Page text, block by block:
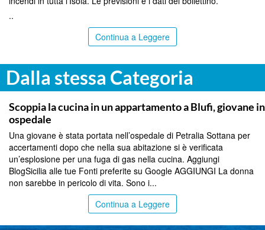
..
Continua a Leggere
Dalla stessa Categoria
PALERMO
Scoppia la cucina in un appartamento a Blufi, giovane in
ospedale
Una giovane è stata portata nell’ospedale di Petralia Sottana per
accertamenti dopo che nella sua abitazione si è verificata
un’esplosione per una fuga di gas nella cucina. Aggiungi
BlogSicilia alle tue Fonti preferite su Google AGGIUNGI La donna
non sarebbe in pericolo di vita. Sono i...
Continua a Leggere